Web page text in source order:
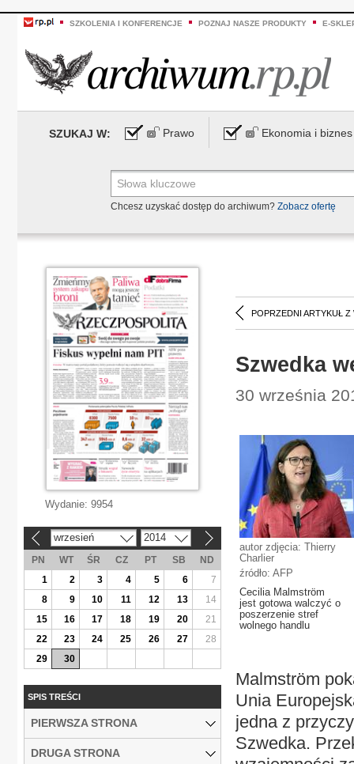
SZKOLENIA I KONFERENCJE POZNAJ NASZE PRODUKTY E-
SZUKAJ W: Prawo Ekonomia i biznes
Chcesz uzyskać dostęp do archiwum? Zobacz ofertę
POPRZEDNI ARTYKUŁ Z
Szwedka
30 września
autor zdjęcia: Thierry
Charlier
źródło: AFP
Cecilia Malmström
jest gotowa walczyć o
poszerzenie stref
wolnego handlu
Malmström
Unia
jedna z
Szwedka.
Wydanie: 9954
wrzesień 2014
PN WT ŚR CZ PT SB
ND
1
2 3 4 5 6
7
8
9 10 11 12 13
14
15
16 17 18 19 20
21
22
23 24 25 26 27
28
29
30
SPIS TREŚCI
PIERWSZA STRONA
DRUGA STRONA